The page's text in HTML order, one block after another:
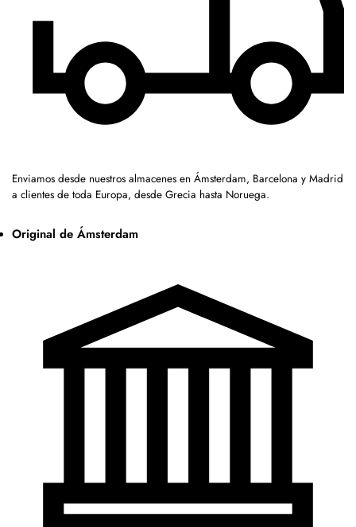
Enviamos desde nuestros almacenes en Ámsterdam, Barcelona y Madrid
a clientes de toda Europa, desde Grecia hasta Noruega.
Original de Ámsterdam